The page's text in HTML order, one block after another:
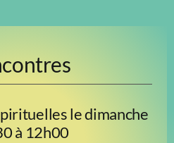
le dimanche
à 12h00